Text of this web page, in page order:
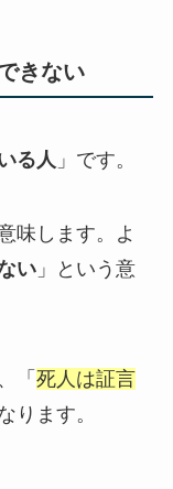
きない
る人 」です。
味します。よ
い」という意
「 死人は証言
ります。